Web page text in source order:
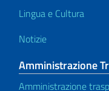
Lingua e Cultura
Notizie
Amministrazione
Amministrazione